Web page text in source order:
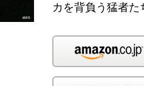
カを背負う猛者